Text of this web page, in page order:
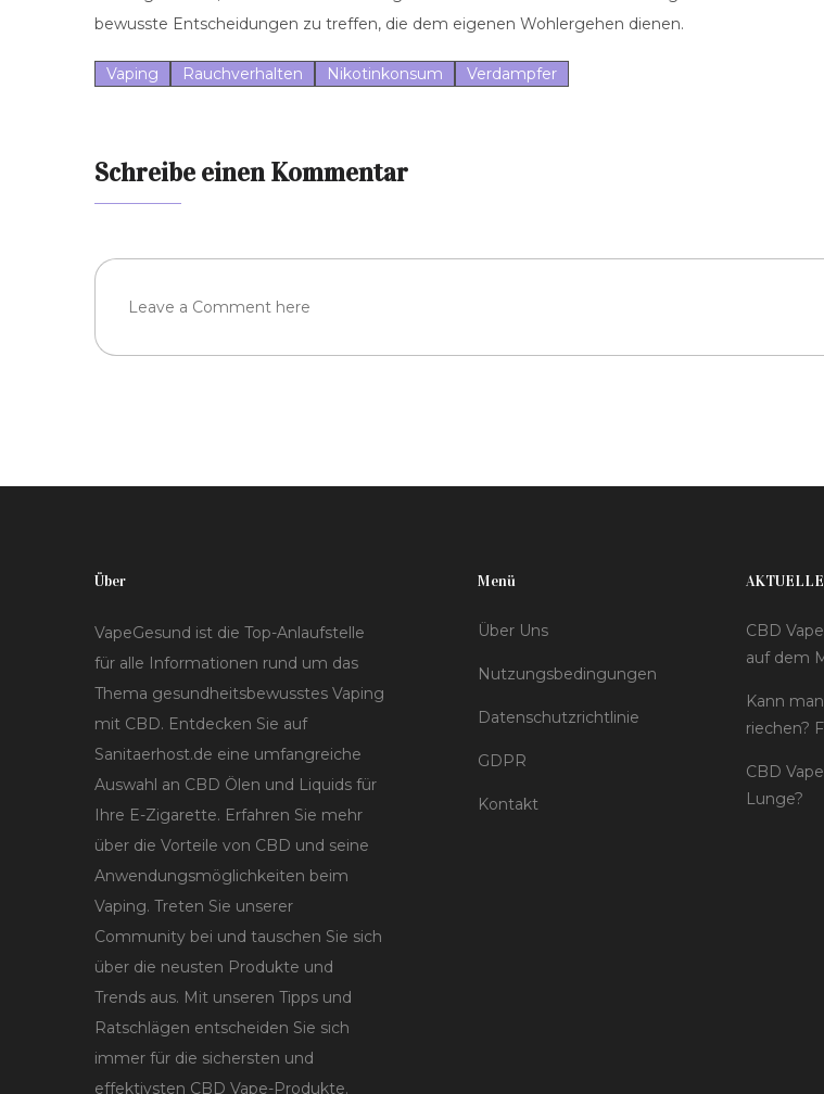
bewusste Entscheidungen zu treffen, die dem eigenen Wohlergehen dienen.
Vaping Rauchverhalten Nikotinkonsum Verdampfer
Schreibe einen Kommentar
Über
VapeGesund ist die Top-Anlaufstelle
für alle Informationen rund um das
Thema gesundheitsbewusstes Vaping
mit CBD. Entdecken Sie auf
Sanitaerhost.de eine umfangreiche
Auswahl an CBD Ölen und Liquids für
Ihre E-Zigarette. Erfahren Sie mehr
über die Vorteile von CBD und seine
Anwendungsmöglichkeiten beim
Vaping. Treten Sie unserer
Community bei und tauschen Sie sich
über die neusten Produkte und
Trends aus. Mit unseren Tipps und
Ratschlägen entscheiden Sie sich
immer für die sichersten und
effektivsten CBD Vape-Produkte.
Menü
Über Uns
Nutzungsbedingungen
Datenschutzrichtlinie
GDPR
Kontakt
CBD
auf dem
Kann
riechen?
CBD
Lunge?